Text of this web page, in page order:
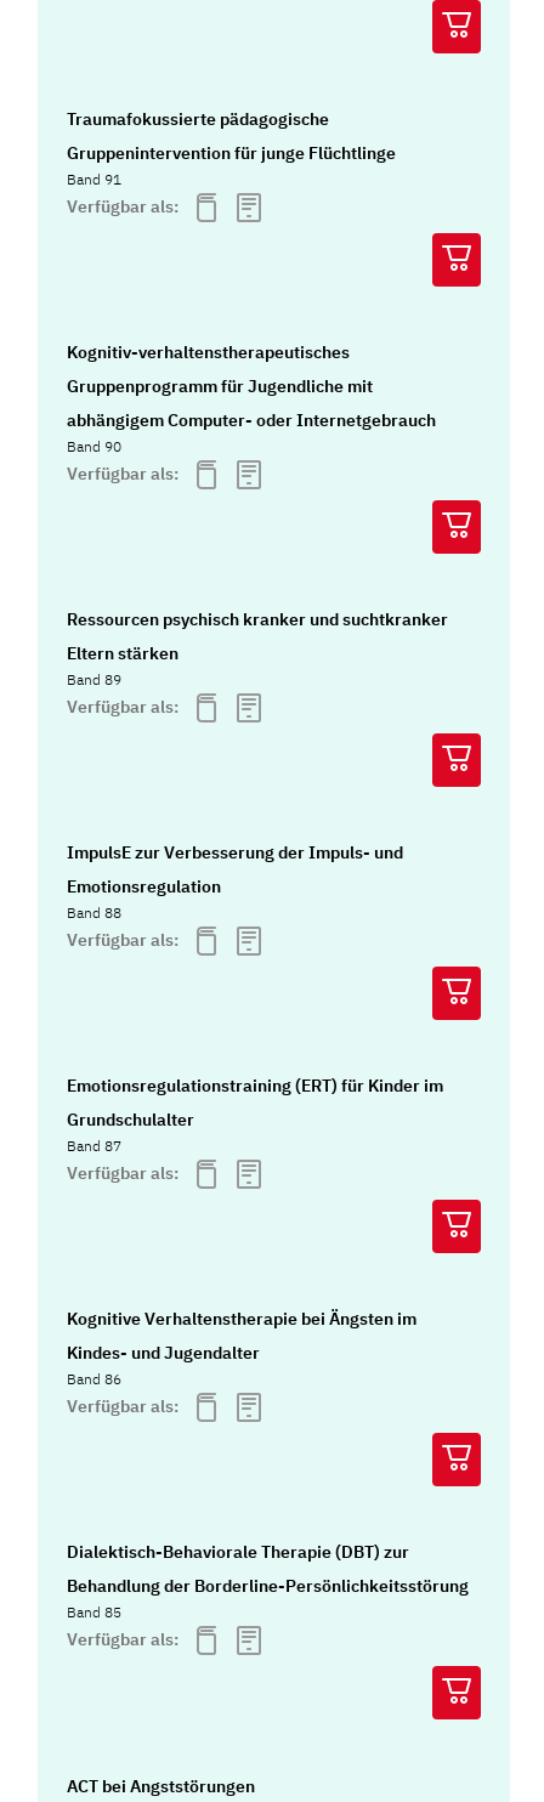
Traumafokussierte pädagogische
Gruppenintervention für junge Flüchtlinge
Band 91
Verfügbar als:
Kognitiv-verhaltenstherapeutisches
Gruppenprogramm für Jugendliche mit
abhängigem Computer- oder Internetgebrauch
Band 90
Verfügbar als:
Ressourcen psychisch kranker und suchtkranker
Eltern stärken
Band 89
Verfügbar als:
ImpulsE zur Verbesserung der Impuls- und
Emotionsregulation
Band 88
Verfügbar als:
Emotionsregulationstraining (ERT) für Kinder im
Grundschulalter
Band 87
Verfügbar als:
Kognitive Verhaltenstherapie bei Ängsten im
Kindes- und Jugendalter
Band 86
Verfügbar als:
Dialektisch-Behaviorale Therapie (DBT) zur
Behandlung der Borderline-Persönlichkeitsstörung
Band 85
Verfügbar als:
ACT bei Angststörungen